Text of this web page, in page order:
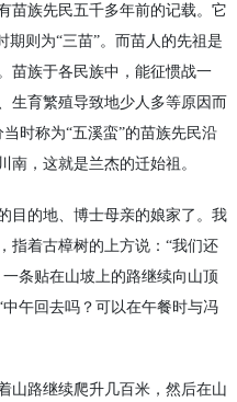
苗族先民五千多年前的记载 。它
期 则为“三苗”。 而苗人 的先祖 是
苗族于各民族中，能征惯战一
生育繁殖导致地少人多等原因而
时称为“五溪蛮”的苗族先民沿
南，这就是兰杰的迁始祖。
目的地、博士母亲的娘家了。我
指着古樟树的上方说： “我们还
条贴在山坡上的路继续向山顶
午回去吗？可以在午餐时与冯
山路继续爬升几百米，然后在山